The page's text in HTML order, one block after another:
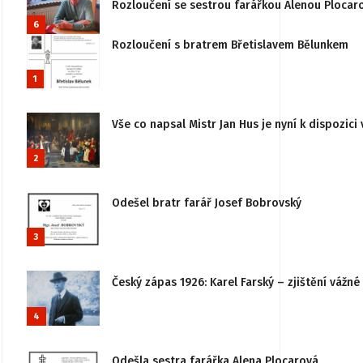
6
Rozloučení se sestrou farářkou Alenou
1
Rozloučení s bratrem Břetislavem Bělunkem
2
Vše co napsal Mistr Jan Hus je nyní k
3
Odešel bratr farář Josef Bobrovský
4
Český zápas 1926: Karel Farský – zjištění